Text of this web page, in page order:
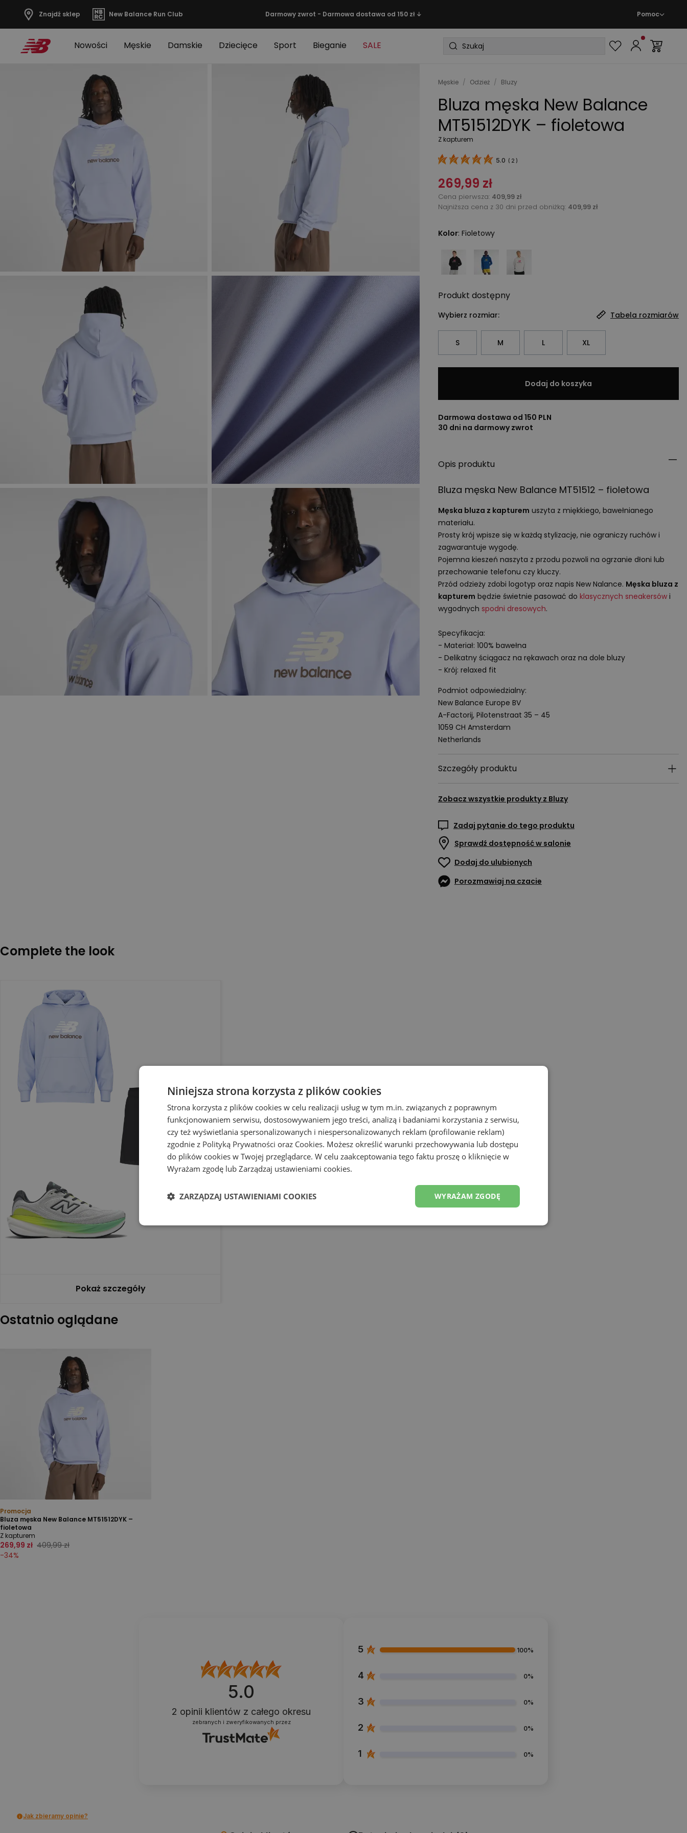
Znajdź sklep New Balance Run Club Darmowy zwrot - Darmowa dostawa od 150 zł ↓ Pomoc
Nowości Męskie Damskie Dziecięce Sport Bieganie SALE
Męskie / Odzież / Bluzy
Bluza męska New Balance
MT51512DYK – fioletowa
Z kapturem
5.0 ( 2 )
269,99 zł
Cena pierwsza: 409,99 zł
Najniższa cena z 30 dni przed obniżką: 409,99 zł
Kolor: Fioletowy
Produkt dostępny
Wybierz rozmiar: Tabela rozmiarów
S M L XL
Dodaj do koszyka
Darmowa dostawa od 150 PLN
30 dni na darmowy zwrot
Opis produktu
Bluza męska New Balance MT51512 – fioletowa
Męska bluza z kapturem uszyta z miękkiego, bawełnianego
materiału.
Prosty krój wpisze się w każdą stylizację, nie ograniczy ruchów i
zagwarantuje wygodę.
Pojemna kieszeń naszyta z przodu pozwoli na ogrzanie dłoni lub
przechowanie telefonu czy kluczy.
Przód odzieży zdobi logotyp oraz napis New Nalance. Męska bluza z
kapturem będzie świetnie pasować do klasycznych sneakersówi
wygodnych spodni dresowych.
Specyfikacja:
- Materiał: 100% bawełna
- Delikatny ściągacz na rękawach oraz na dole bluzy
- Krój: relaxed fit
Podmiot odpowiedzialny:
New Balance Europe BV
A-Factorij, Pilotenstraat 35 – 45
1059 CH Amsterdam
Netherlands
Szczegóły produktu
Zobacz wszystkie produkty z Bluzy
Zadaj pytanie do tego produktu
Sprawdź dostępność w salonie
Dodaj do ulubionych
Porozmawiaj na czacie
Complete the look
Pokaż szczegóły
Ostatnio oglądane
Promocja
Bluza męska New Balance MT51512DYK –
fioletowa
Z kapturem
269,99 zł 409,99 zł
-34%
5.0
2 opinii klientów z całego okresu
zebranych i zweryfikowanych przez
5 100%
4 0%
3 0%
2 0%
1 0%
Jak zbieramy opinie?
Niniejsza strona korzysta z plików cookies
Strona korzysta z plików cookies w celu realizacji usług w tym m.in. związanych z poprawnym
funkcjonowaniem serwisu, dostosowywaniem jego treści, analizą i badaniami korzystania z serwisu,
czy też wyświetlania spersonalizowanych i niespersonalizowanych reklam (profilowanie reklam)
zgodnie z Polityką Prywatności oraz Cookies. Możesz określić warunki przechowywania lub dostępu
do plików cookies w Twojej przeglądarce. W celu zaakceptowania tego faktu proszę o kliknięcie w
Wyrażam zgodę lub Zarządzaj ustawieniami cookies.
WYRAŻAM ZGODĘ
ZARZĄDZAJ USTAWIENIAMI COOKIES